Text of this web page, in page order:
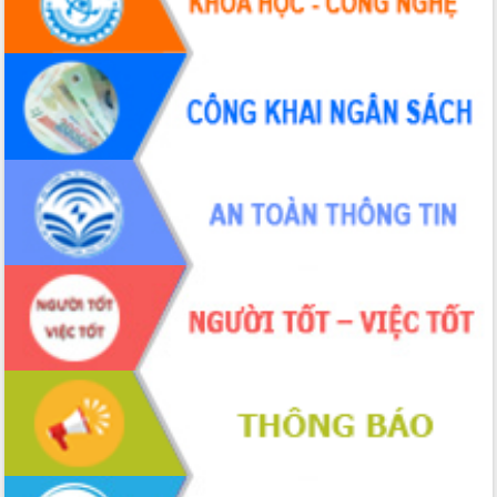
Tháo gỡ những vướng mắc, đẩy mạnh
công tác cải cách thủ tục hành chính
tại Trung tâm Phục vụ hành chính
công tỉnh
Đắk Lắk: Tôn vinh 46 giải pháp tại Hội
thi Sáng tạo Kỹ thuật 2024 - 2025
Đắk Lắk rà soát, điều chỉnh Đề án 190
về phát triển nuôi trồng thủy sản
Phó Chủ tịch UBND tỉnh Đắk Lắk
Trương Công Thái kiểm tra thực địa
Dự án cao tốc Khánh Hòa - Buôn Ma
Thuột
Định vị cà phê Việt Nam như một “di
sản sống” trong dòng chảy toàn cầu
Xây dựng nông thôn mới: Nâng cao đời
sống người dân từ những mô hình thiết
thực
Quyết liệt tháo gỡ vướng mắc, đẩy
nhanh tiến độ các dự án trọng điểm
trong Khu kinh tế Nam Phú Yên